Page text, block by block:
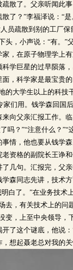
散了。父亲听闻此
了？”李福泽说：“
员疏散到别的工厂
头，小声说：“有。
，在原子物理学上
学巨星的过早陨落
，科学家是最宝贵
的大学生以上的科技
们用。钱学森回国
向父亲汇报工作。
吗？”“注意什么？
情，他也要从钱学
资格的副院长王诤
几句。汇报完，父
森同志先讲，技术
白了。”在业务技
去，有关技术上的
变，上至中央领导
了这个谜底，他说
想起聂老总对我的